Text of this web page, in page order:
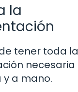
la
tener toda la
necesaria
a mano.